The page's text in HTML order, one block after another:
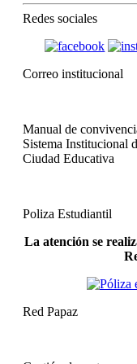
Redes sociales
Correo institucional
Manual de
Sistema Institucional
Ciudad Educativa
Poliza Estudiantil
La atención se
Red Papaz